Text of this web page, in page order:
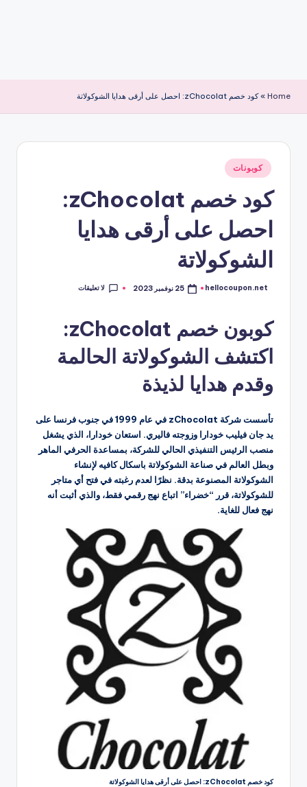
Home
»كود خصم zChocolat: احصل على أرقى هدايا الشوكولاتة
نُشر
في
كوبونات
كود خصم zChocolat:
احصل على أرقى هدايا
الشوكولاتة
تمّ
hellocoupon.net 25 نوفمبر 2023 لا تعليقات
كوبون خصم zChocolat:
اكتشف الشوكولاتة الحالمة
وقدم هدايا لذيذة
تأسست شركة zChocolat في عام 1999 في جنوب فرنسا على
يد جان فيليب خودارا وزوجته فاليري. استعان خودارا، الذي يشغل
منصب الرئيس التنفيذي الحالي للشركة، بمساعدة الحرفي الماهر
وبطل العالم في صناعة الشوكولاتة باسكال كافيه لإنشاء
الشوكولاتة المصنوعة بدقة. نظرًا لعدم رغبته في فتح أي متاجر
للشوكولاتة، قرر “خضراء” اتباع نهج رقمي فقط، والذي أثبت أنه
نهج فعال للغاية.
كود خصم zChocolat: احصل على أرقى هدايا الشوكولاتة